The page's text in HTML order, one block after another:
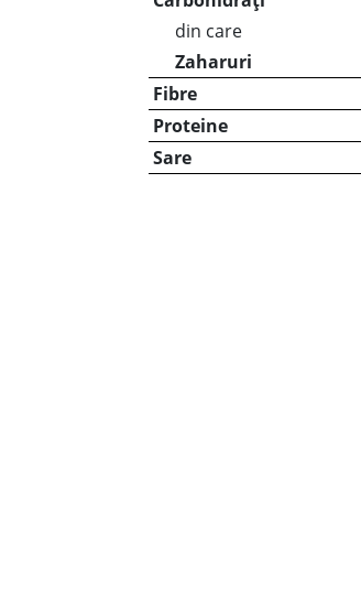
din care
Zaharuri
Fibre
Proteine
Sare